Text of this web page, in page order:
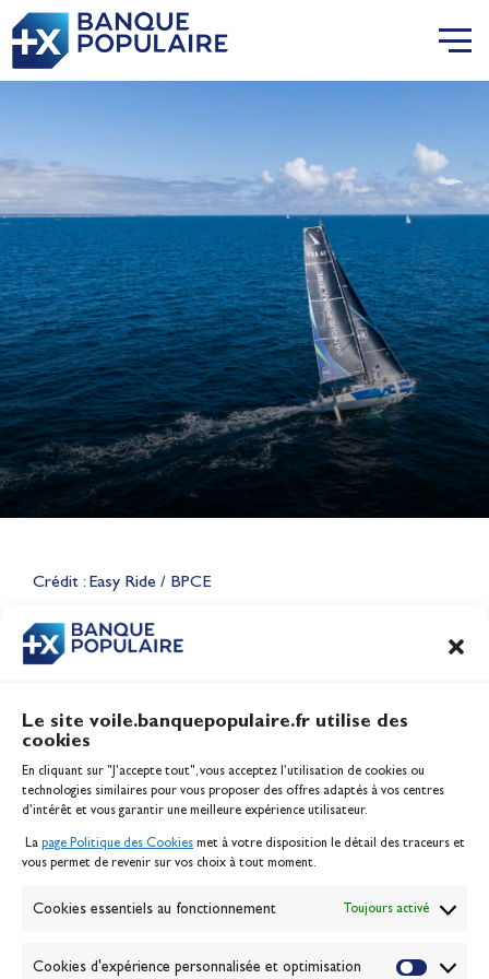
Le site voile.banquepopulaire.fr utilise des
cookies
En cliquant sur "J'accepte tout", vous acceptez l’utilisation de cookies ou
technologies similaires pour vous proposer des offres adaptés à vos centres
d’intérêt et vous garantir une meilleure expérience utilisateur.
La page Politique des Cookies met à votre disposition le détail des traceurs et
vous permet de revenir sur vos choix à tout moment.
Cookies essentiels au fonctionnement Toujours activé
Cookies d'expérience personnalisée et optimisation
Crédit : Easy Ride / BPCE
CONTENU
Lauriane Nolot en or à Long
Jeux Olympiques 2028
Inscription serveur média
Contact
Politique des cookies
Banque de la voile
Passion Voile TV